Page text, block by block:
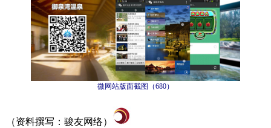
微网站版面截图（680）
（资料撰写：骏友网络）